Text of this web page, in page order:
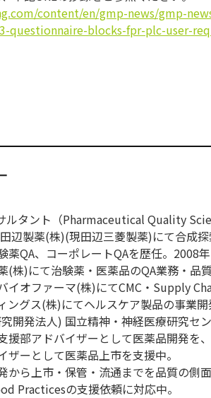
com/content/en/gmp-news/gmp-
questionnaire-blocks-fpr-plc-user-
ルタント（Pharmaceutical Quality
辺製薬(株)(現田辺三菱製薬)にて合成
薬QA、コーポレートQAを歴任。2008
(株)にて治験薬・医薬品のQA業務・
イオファーマ(株)にてCMC・Supply
ングス(株)にてヘルスケア製品の事業
開発法人) 国立精神・神経医療研究セ
援部アドバイザーとして医薬品開発を
ザーとして医薬品上市を支援中。
から上市・保管・流通までを品質の側
Practicesの支援依頼に対応中。